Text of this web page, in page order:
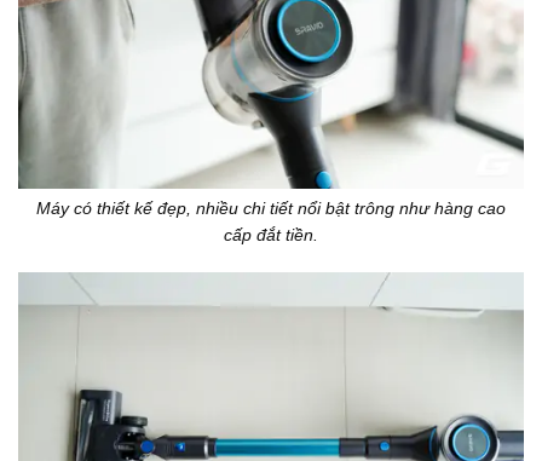
Máy có thiết kế đẹp, nhiều chi tiết nổi bật trông như hàng cao
cấp đắt tiền.